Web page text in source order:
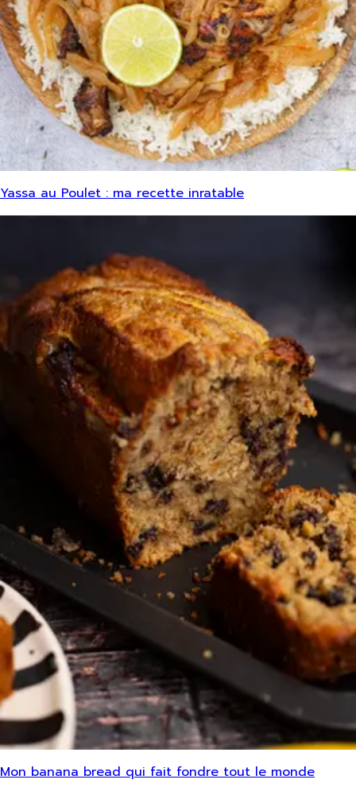
Yassa au Poulet : ma recette inratable
Mon banana bread qui fait fondre tout le monde